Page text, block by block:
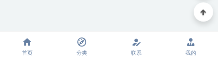
首页 分类 联系 我的